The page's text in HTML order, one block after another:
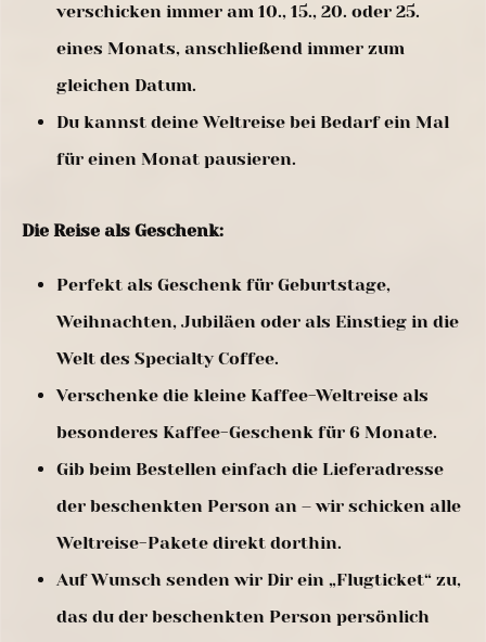
verschicken immer am 10., 15., 20. oder 25.
eines Monats, anschließend immer zum
gleichen Datum.
Du kannst deine Weltreise bei Bedarf ein Mal
für einen Monat pausieren.
Die Reise als Geschenk:
Perfekt als Geschenk für Geburtstage,
Weihnachten, Jubiläen oder als Einstieg in die
Welt des Specialty Coffee.
Verschenke die kleine Kaffee-Weltreise als
besonderes Kaffee-Geschenk für 6 Monate.
Gib beim Bestellen einfach die Lieferadresse
der beschenkten Person an – wir schicken alle
Weltreise-Pakete direkt dorthin.
Auf Wunsch senden wir Dir ein „Flugticket“ zu,
das du der beschenkten Person persönlich